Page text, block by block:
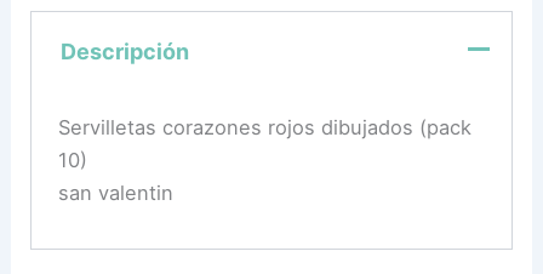
Descripción
Servilletas corazones rojos dibujados (pack
10)
san valentin